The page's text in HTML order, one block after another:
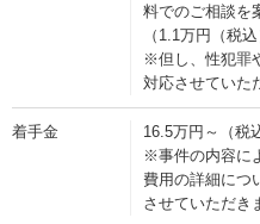
料でのご相談を
（1.1万円（税込
※但し、性犯罪
対応させていた
着手金
16.5万円～（税
※事件の内容に
費用の詳細につ
させていただき